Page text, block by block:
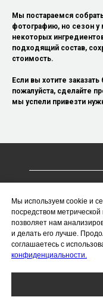
Мы постараемся
фотографию, но сезон у
некоторых
подходящий состав,
стоимость.
Если вы хотите
пожалуйста, сделайте
мы успели привезти
ИП Чухлебов
ИНН 366221076703
ОГРНИП
Политика
Работаем каждый
Доставляем цветы
Мы используем cookie и
посредством
позволяет нам
и делать его лучше.
соглашаетесь с
конфиденциальности.